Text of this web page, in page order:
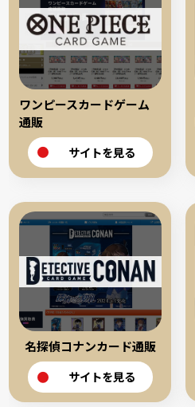
ワンピースカードゲーム
通販
サイトを見る
名探偵コナンカード通販
サイトを見る